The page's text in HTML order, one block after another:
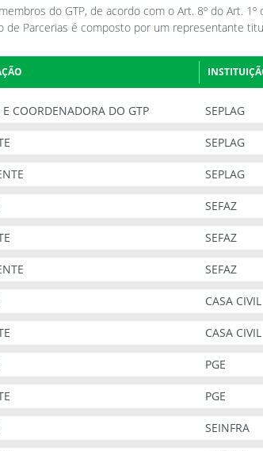
do GTP, de acordo com o Art. 8º do Art. 1º
de Parcerias é composto por um representante
E COORDENADORA DO GTP SEPLAG
SEPLAG
SEPLAG
SEFAZ
SEFAZ
SEFAZ
CASA CIVIL
CASA CIVIL
PGE
PGE
SEINFRA